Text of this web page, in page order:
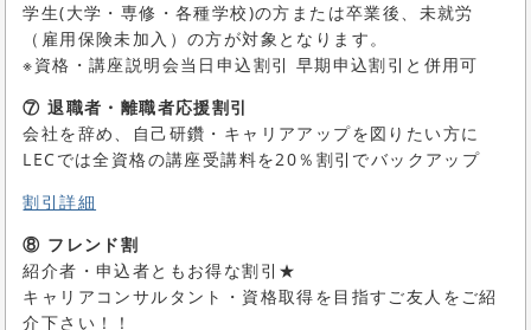
学生(大学・専修・各種学校)の方または卒業後、未就労
（雇用保険未加入）の方が対象となります。
※資格・講座説明会当日申込割引 早期申込割引と併用可
⑦ 退職者・離職者応援割引
会社を辞め、自己研鑽・キャリアアップを図りたい方に
LECでは全資格の講座受講料を20％割引でバックアップ
割引詳細
⑧ フレンド割
紹介者・申込者ともお得な割引★
キャリアコンサルタント・資格取得を目指すご友人をご紹
介下さい！！